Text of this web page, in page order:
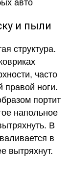
и пыли
структура.
часто
правой ноги.
портит
напольное
В
в
вытряхнут.